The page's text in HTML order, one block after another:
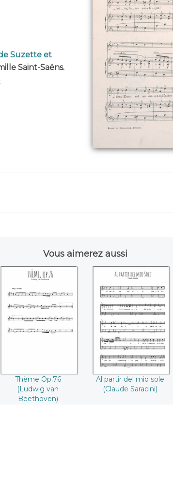
Suzette et
Saint-Saëns.
Vous aimerez aussi
Thème Op.76
(Ludwig van
Beethoven)
Thème Op.76
(Ludwig van
Beethoven)
Al partir del mio
sole (Claude
Saracini)
Al partir del mio sole
(Claude Saracini)